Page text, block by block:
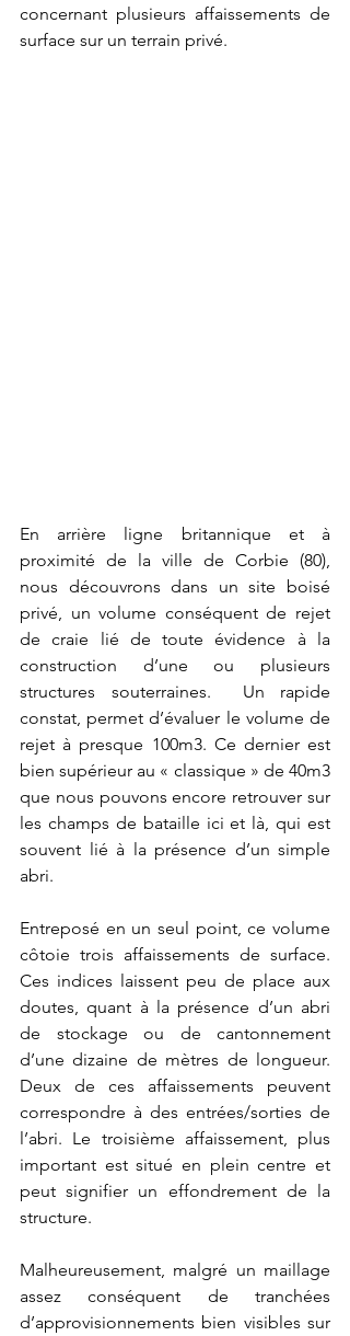
concernant plusieurs affaissements de
surface sur un terrain privé.
En arrière ligne britannique et à
proximité de la ville de Corbie (80),
nous découvrons dans un site boisé
privé, un volume conséquent de rejet
de craie lié de toute évidence à la
construction d’une ou plusieurs
structures souterraines.  Un rapide
constat, permet d’évaluer le volume de
rejet à presque 100m3. Ce dernier est
bien supérieur au « classique » de 40m3
que nous pouvons encore retrouver sur
les champs de bataille ici et là, qui est
souvent lié à la présence d’un simple
abri.
Entreposé en un seul point, ce volume
côtoie trois affaissements de surface.
Ces indices laissent peu de place aux
doutes, quant à la présence d’un abri
de stockage ou de cantonnement
d’une dizaine de mètres de longueur.
Deux de ces affaissements peuvent
correspondre à des entrées/sorties de
l’abri. Le troisième affaissement, plus
important est situé en plein centre et
peut signifier un effondrement de la
structure.
Malheureusement, malgré un maillage
assez conséquent de tranchées
d’approvisionnements bien visibles sur